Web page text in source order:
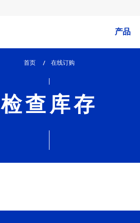
产品
首页
lem_current_page
在线订购
检查库存